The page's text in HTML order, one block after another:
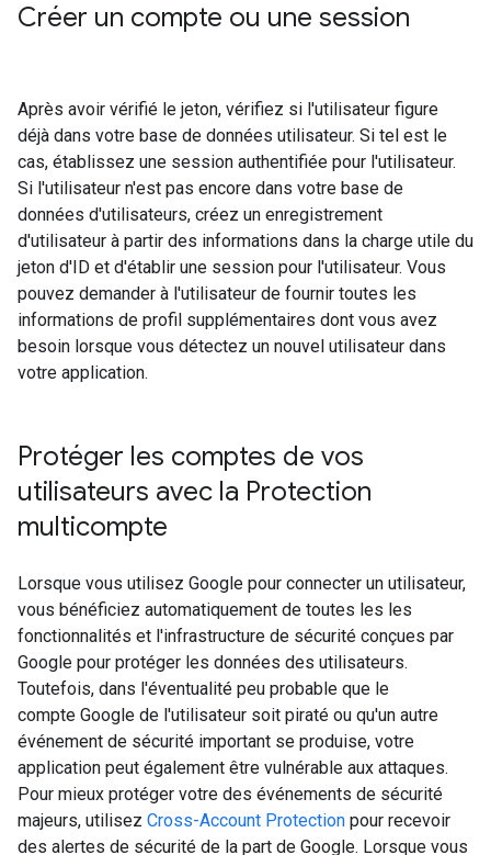
Créer un compte ou une session
Après avoir vérifié le jeton, vérifiez si l'utilisateur figure
déjà dans votre base de données utilisateur. Si tel est le
cas, établissez une session authentifiée pour l'utilisateur.
Si l'utilisateur n'est pas encore dans votre base de
données d'utilisateurs, créez un enregistrement
d'utilisateur à partir des informations dans la charge utile du
jeton d'ID et d'établir une session pour l'utilisateur. Vous
pouvez demander à l'utilisateur de fournir toutes les
informations de profil supplémentaires dont vous avez
besoin lorsque vous détectez un nouvel utilisateur dans
votre application.
Protéger les comptes de vos
utilisateurs avec la Protection
multicompte
Lorsque vous utilisez Google pour connecter un utilisateur,
vous bénéficiez automatiquement de toutes les les
fonctionnalités et l'infrastructure de sécurité conçues par
Google pour protéger les données des utilisateurs.
Toutefois, dans l'éventualité peu probable que le
compte Google de l'utilisateur soit piraté ou qu'un autre
événement de sécurité important se produise, votre
application peut également être vulnérable aux attaques.
Pour mieux protéger votre des événements de sécurité
majeurs, utilisez Cross-Account Protection pour recevoir
des alertes de sécurité de la part de Google. Lorsque vous